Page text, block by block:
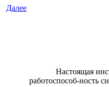
Далее
Настоящая
работоспособ-ность